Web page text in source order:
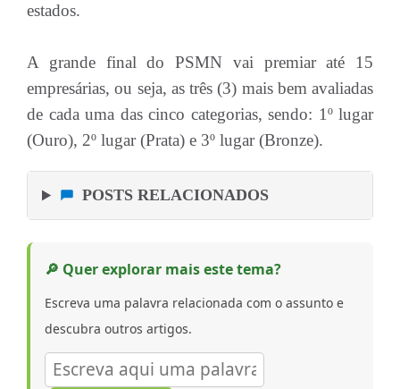
estados.
A grande final do PSMN vai premiar até 15
empresárias, ou seja, as três (3) mais bem avaliadas
de cada uma das cinco categorias, sendo: 1º lugar
(Ouro), 2º lugar (Prata) e 3º lugar (Bronze).
POSTS RELACIONADOS
🔎 Quer explorar mais este tema?
Escreva uma palavra relacionada com o assunto e
descubra outros artigos.